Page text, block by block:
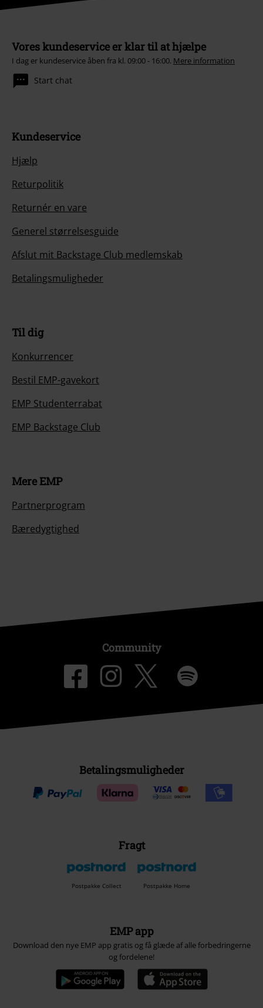
Vores kundeservice er klar til at hjælpe
I dag er kundeservice åben fra kl. 09:00 - 16:00. Mere information
Start chat
Kundeservice
Hjælp
Returpolitik
Returnér en vare
Generel størrelsesguide
Afslut mit Backstage Club medlemskab
Betalingsmuligheder
Til dig
Konkurrencer
Bestil EMP-gavekort
EMP Studenterrabat
EMP Backstage Club
Mere EMP
Partnerprogram
Bæredygtighed
Community
Betalingsmuligheder
Fragt
Postpakke Collect Postpakke Home
EMP app
Download den nye EMP app gratis og få glæde af alle forbedringerne
og fordelene!